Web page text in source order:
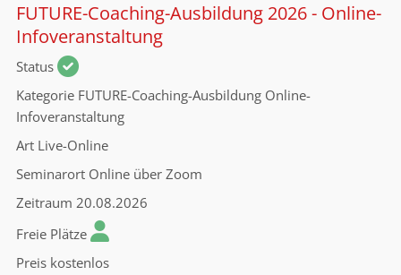
FUTURE-Coaching-Ausbildung 2026 - Online-
Infoveranstaltung
Status
Kategorie FUTURE-Coaching-Ausbildung Online-
Infoveranstaltung
Art Live-Online
Seminarort Online über Zoom
Zeitraum 20.08.2026
Freie Plätze
Preis kostenlos